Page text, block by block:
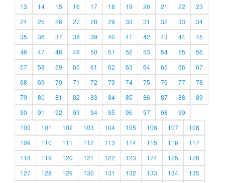
13
14 15 16 17 18 19 20 21 22
23
24
25 26 27 28 29 30 31 32 33
34
35
36 37 38 39 40 41 42 43 44
45
46
47 48 49 50 51 52 53 54 55
56
57
58 59 60 61 62 63 64 65 66
67
68
69 70 71 72 73 74 75 76 77
78
79
80 81 82 83 84 85 86 87 88
89
90
91 92 93 94 95 96 97 98
99
100
101 102 103 104 105 106 107
108
109
110 111 112 113 114 115 116
117
118
119 120 121 122 123 124 125
126
127
128 129 130 131 132 133 134
135